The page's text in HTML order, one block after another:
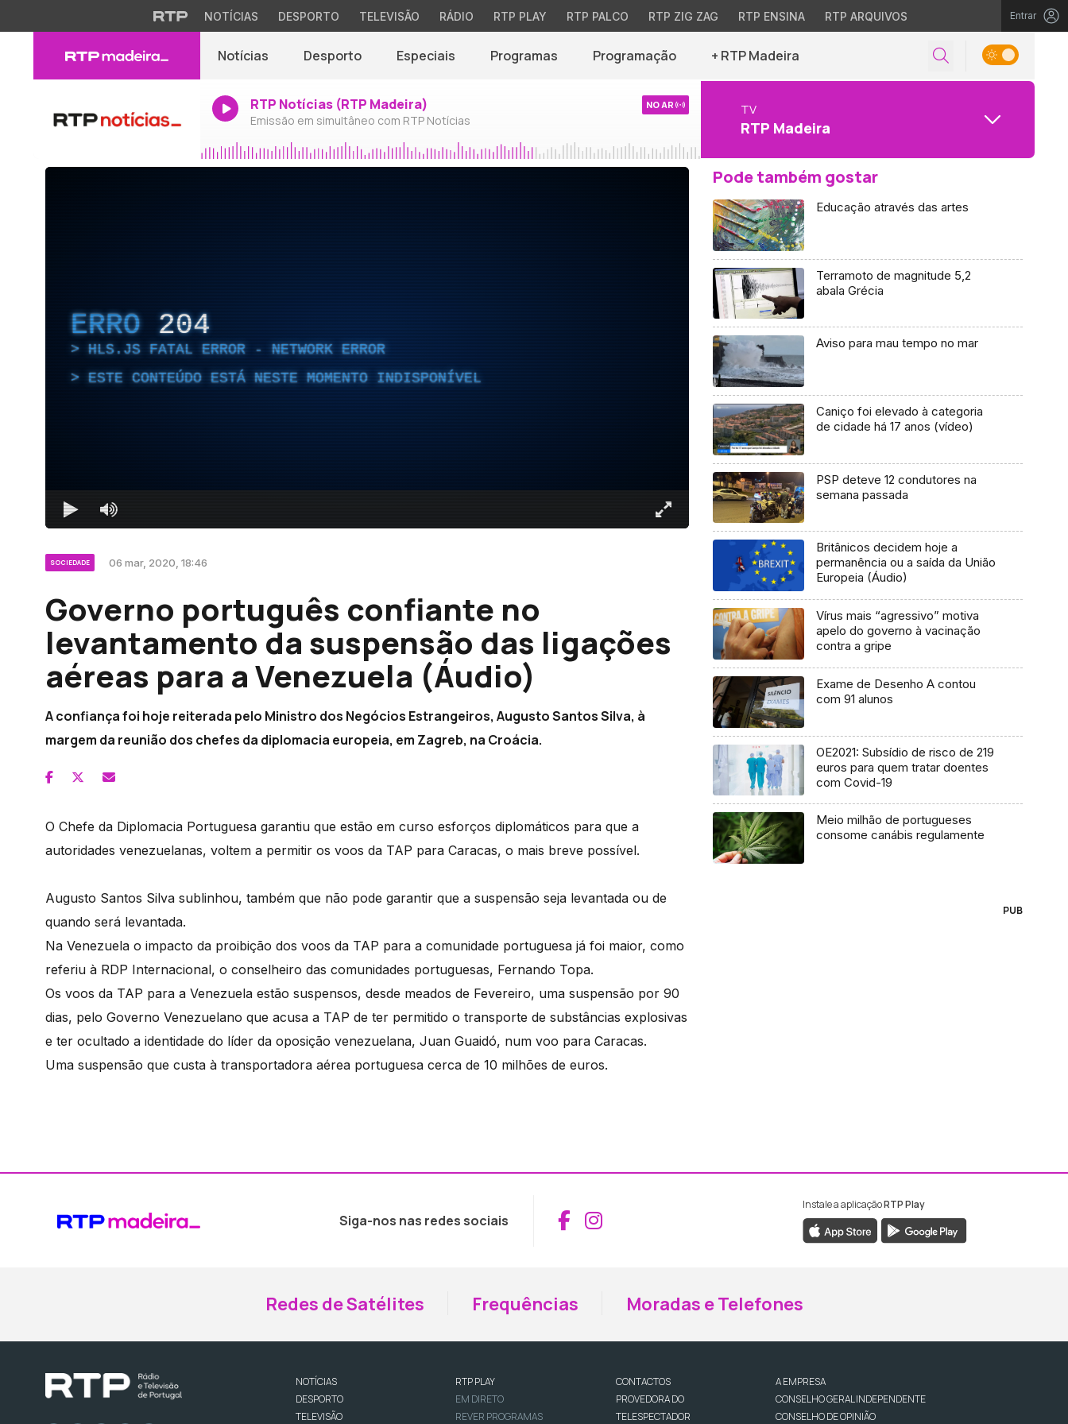
NOTÍCIAS DESPORTO TELEVISÃO RÁDIO RTP PLAY RTP PALCO RTP ZIG ZAG RTP ENSINA RTP ARQUIVOS Entrar
Notícias Desporto Especiais Programas Programação + RTP Madeira
RTP Notícias (RTP Madeira)
Emissão em simultâneo com RTP Notícias
NO AR TV
RTP Madeira
ERRO 204
HLS.JS FATAL ERROR - NETWORK ERROR
ESTE CONTEÚDO ESTÁ NESTE MOMENTO INDISPONÍVEL
SOCIEDADE 06 mar, 2020, 18:46
Governo português confiante no
levantamento da suspensão das ligações
aéreas para a Venezuela (Áudio)
A confiança foi hoje reiterada pelo Ministro dos Negócios Estrangeiros, Augusto Santos Silva, à
margem da reunião dos chefes da diplomacia europeia, em Zagreb, na Croácia.
O Chefe da Diplomacia Portuguesa garantiu que estão em curso esforços diplomáticos para que a
autoridades venezuelanas, voltem a permitir os voos da TAP para Caracas, o mais breve possível.
Augusto Santos Silva sublinhou, também que não pode garantir que a suspensão seja levantada ou de
quando será levantada.
Na Venezuela o impacto da proibição dos voos da TAP para a comunidade portuguesa já foi maior, como
referiu à RDP Internacional, o conselheiro das comunidades portuguesas, Fernando Topa.
Os voos da TAP para a Venezuela estão suspensos, desde meados de Fevereiro, uma suspensão por 90
dias, pelo Governo Venezuelano que acusa a TAP de ter permitido o transporte de substâncias explosivas
e ter ocultado a identidade do líder da oposição venezuelana, Juan Guaidó, num voo para Caracas.
Uma suspensão que custa à transportadora aérea portuguesa cerca de 10 milhões de euros.
Pode também gostar
Educação através das artes
Terramoto de magnitude 5,2
abala Grécia
Aviso para mau tempo no mar
Caniço foi elevado à categoria
de cidade há 17 anos (vídeo)
PSP deteve 12 condutores na
semana passada
Britânicos decidem hoje a
permanência ou a saída da União
Europeia (Áudio)
Vírus mais “agressivo” motiva
apelo do governo à vacinação
contra a gripe
Exame de Desenho A contou
com 91 alunos
OE2021: Subsídio de risco de 219
euros para quem tratar doentes
com Covid-19
Meio milhão de portugueses
consome canábis regulamente
PUB
Siga-nos nas redes sociais Aceder ao Facebook da RTP Madeira
Aceder ao Instagram da RTP Madeira
Instale a aplicaçãoRTP Play
Redes de Satélites Frequências Moradas e Telefones
NOTÍCIAS
DESPORTO
TELEVISÃO
RTP PLAY
EM DIRETO
REVER PROGRAMAS
CONTACTOS
PROVEDORA DO
TELESPECTADOR
A EMPRESA
CONSELHO GERAL INDEPENDENTE
CONSELHO DE OPINIÃO